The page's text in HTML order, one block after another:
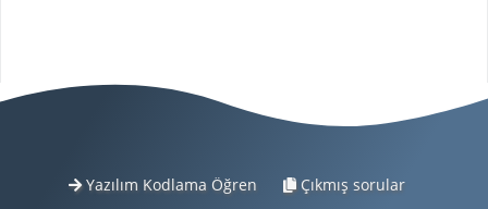
Yazılım Kodlama Öğren
Çıkmış sorular